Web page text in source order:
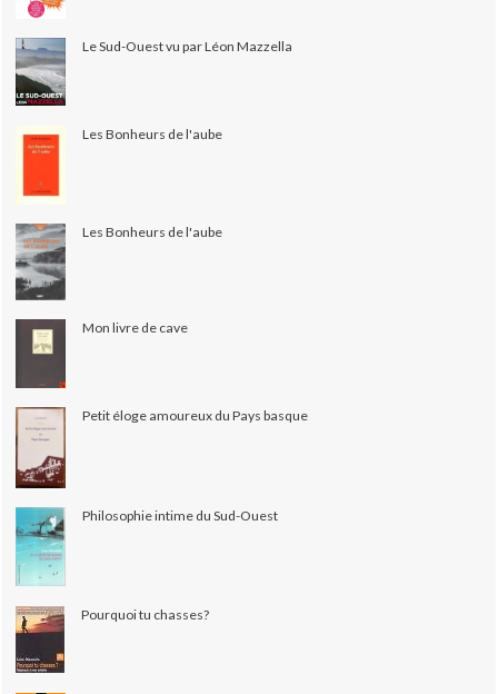
Le Sud-Ouest vu par Léon Mazzella
Les Bonheurs de l'aube
Les Bonheurs de l'aube
Mon livre de cave
Petit éloge amoureux du Pays basque
Philosophie intime du Sud-Ouest
Pourquoi tu chasses?